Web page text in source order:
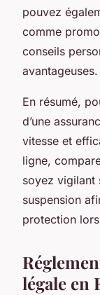
pouvez
comme
conseils
avantageuses.
En résumé,
d’une
vitesse et
ligne,
soyez vigilant
suspension
protection
légale en